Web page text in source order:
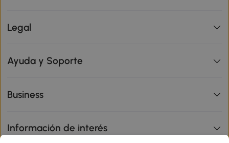
Legal
Ayuda y Soporte
Business
Información de interés